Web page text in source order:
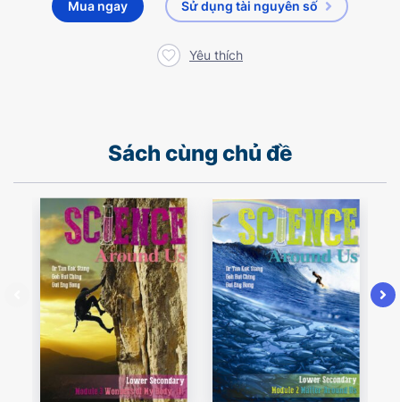
Mua ngay Sử dụng tài nguyên số
Yêu thích
Sách cùng chủ đề